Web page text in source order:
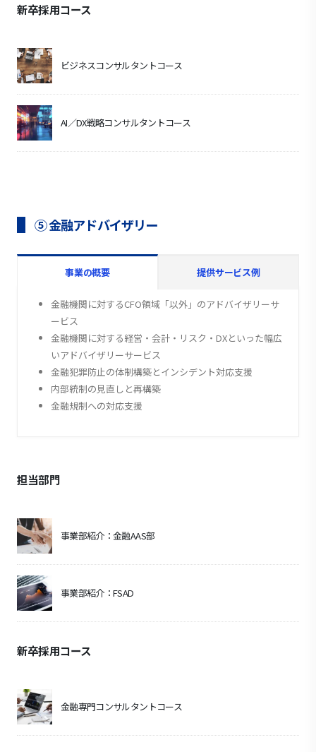
新卒採用コース
ビジネスコンサルタントコース
AI／DX戦略コンサルタントコース
⑤ 金融アドバイザリー
事業の概要 提供サービス例
金融機関に対するCFO領域「以外」のアドバイザリーサ
ービス
金融機関に対する経営・会計・リスク・DXといった幅広
いアドバイザリーサービス
金融犯罪防止の体制構築とインシデント対応支援
内部統制の見直しと再構築
金融規制への対応支援
担当部門
事業部紹介：金融AAS部
事業部紹介：FSAD
新卒採用コース
金融専門コンサルタントコース